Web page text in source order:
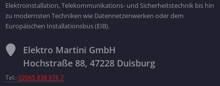
Elektroinstallation, Telekommunikations- und Sicherheitstechnik bis hin
zu modernsten Techniken wie Datennetzenwerken oder dem
Europäischen Installationsbus (EIB).
Elektro Martini GmbH
Hochstraße 88, 47228 Duisburg
Tel.: 02065 838 976 7